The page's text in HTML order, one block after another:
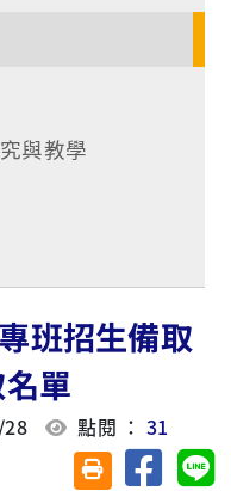
與教學
班招生備取
單
點閱 ：31
友善列印(另開視
分享至